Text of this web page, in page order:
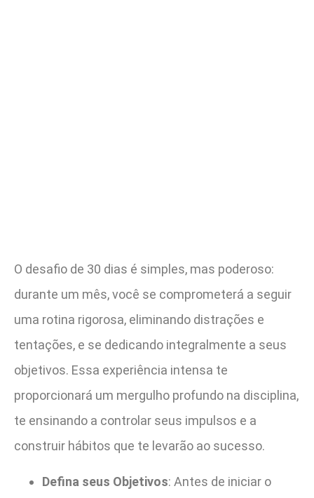
O desafio de 30 dias é simples, mas poderoso:
durante um mês, você se comprometerá a seguir
uma rotina rigorosa, eliminando distrações e
tentações, e se dedicando integralmente a seus
objetivos. Essa experiência intensa te
proporcionará um mergulho profundo na disciplina,
te ensinando a controlar seus impulsos e a
construir hábitos que te levarão ao sucesso.
Defina seus Objetivos: Antes de iniciar o